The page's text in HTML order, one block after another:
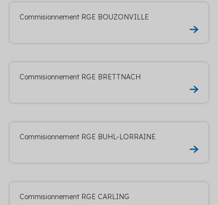
Commisionnement RGE BOUZONVILLE
Commisionnement RGE BRETTNACH
Commisionnement RGE BUHL-LORRAINE
Commisionnement RGE CARLING